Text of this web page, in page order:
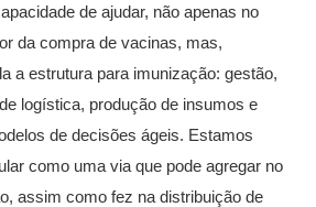
de ajudar, não apenas no
da compra de vacinas, mas,
a estrutura para imunização: gestão,
logística, produção de insumos e
de decisões ágeis. Estamos
como uma via que pode agregar no
assim como fez na distribuição de